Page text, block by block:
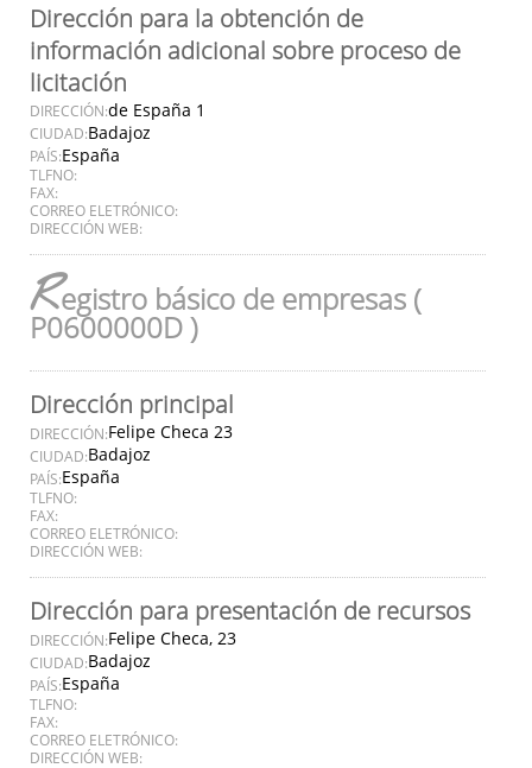
Dirección para la obtención de
información adicional sobre proceso de
licitación
DIRECCIÓN:de España 1
CIUDAD:Badajoz
PAÍS:España
TLFNO:
FAX:
CORREO ELETRÓNICO:
DIRECCIÓN WEB:
Registro básico de empresas (
P0600000D )
Dirección principal
DIRECCIÓN:Felipe Checa 23
CIUDAD:Badajoz
PAÍS:España
TLFNO:
FAX:
CORREO ELETRÓNICO:
DIRECCIÓN WEB:
Dirección para presentación de recursos
DIRECCIÓN:Felipe Checa, 23
CIUDAD:Badajoz
PAÍS:España
TLFNO:
FAX:
CORREO ELETRÓNICO:
DIRECCIÓN WEB: